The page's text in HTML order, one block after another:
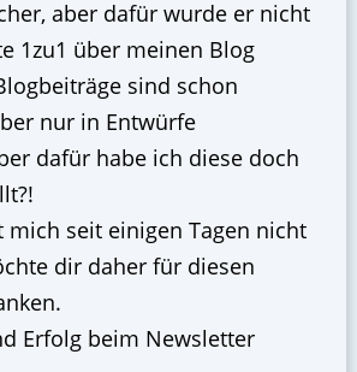
aber dafür wurde er nicht
1zu1 über meinen Blog
sind schon
nur in Entwürfe
dafür habe ich diese doch
mich seit einigen Tagen nicht
dir daher für diesen
Erfolg beim Newsletter